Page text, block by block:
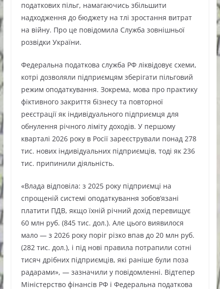
податкових пільг, намагаючись збільшити
надходження до бюджету на тлі зростання витрат
на війну. Про це повідомила Служба зовнішньої
розвідки України.
Федеральна податкова служба РФ ліквідовує схеми,
котрі дозволяли підприємцям зберігати пільговий
режим оподаткування. Зокрема, мова про практику
фіктивного закриття бізнесу та повторної
реєстрації як індивідуального підприємця для
обнулення річного ліміту доходів. У першому
кварталі 2026 року в Росії зареєстрували понад 278
тис. нових індивідуальних підприємців, тоді як 236
тис. припинили діяльність.
«Влада відповіла: з 2025 року підприємці на
спрощеній системі оподаткування зобов’язані
платити ПДВ, якщо їхній річний дохід перевищує
60 млн руб. (845 тис. дол.). Але цього виявилося
мало — з 2026 року поріг різко впав до 20 млн руб.
(282 тис. дол.), і під нові правила потрапили сотні
тисяч дрібних підприємців, які раніше були поза
радарами», — зазначили у повідомленні. Відтепер
Міністерство фінансів РФ і Федеральна податкова